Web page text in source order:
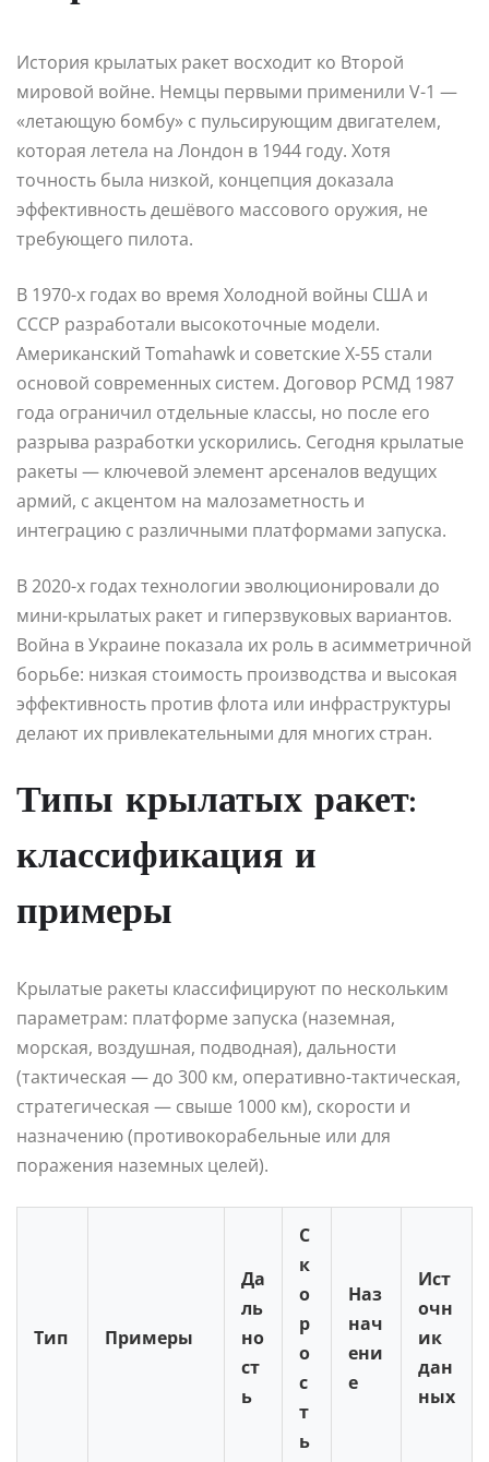
История крылатых ракет восходит ко Второй
мировой войне. Немцы первыми применили V-1 —
«летающую бомбу» с пульсирующим двигателем,
которая летела на Лондон в 1944 году. Хотя
точность была низкой, концепция доказала
эффективность дешёвого массового оружия, не
требующего пилота.
В 1970-х годах во время Холодной войны США и
СССР разработали высокоточные модели.
Американский Tomahawk и советские Х-55 стали
основой современных систем. Договор РСМД 1987
года ограничил отдельные классы, но после его
разрыва разработки ускорились. Сегодня крылатые
ракеты — ключевой элемент арсеналов ведущих
армий, с акцентом на малозаметность и
интеграцию с различными платформами запуска.
В 2020-х годах технологии эволюционировали до
мини-крылатых ракет и гиперзвуковых вариантов.
Война в Украине показала их роль в асимметричной
борьбе: низкая стоимость производства и высокая
эффективность против флота или инфраструктуры
делают их привлекательными для многих стран.
Типы крылатых ракет:
классификация и
примеры
Крылатые ракеты классифицируют по нескольким
параметрам: платформе запуска (наземная,
морская, воздушная, подводная), дальности
(тактическая — до 300 км, оперативно-тактическая,
стратегическая — свыше 1000 км), скорости и
назначению (противокорабельные или для
поражения наземных целей).
Тип Примеры
Да
ль
но
ст
ь
С
к
о
р
о
с
т
ь
Наз
нач
ени
е
Ист
очн
ик
дан
ных